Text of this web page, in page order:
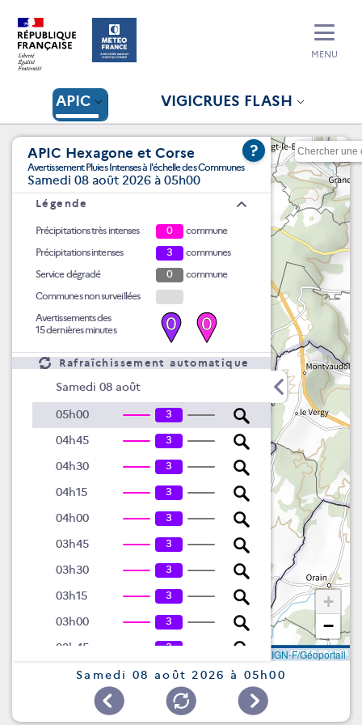
APIC VIGICRUES FLASH
MENU
APIC Hexagone et Corse
Avertissement Pluies Intenses à l'échelle des Communes
Samedi 08 août 2026 à 05h00
?
Légende
Précipitations très intenses 0
commune
Précipitations intenses
3
communes
Service dégradé
0
commune
Communes non surveillées
Avertissements des
15 dernières minutes
0 0
Rafraîchissement automatique
Samedi 08 août
05h00 3
04h45 3
04h30 3
04h15 3
04h00 3
03h45 3
03h30 3
03h15 3
03h00 3
02h45 3
02h30 2 1
1
+
−
IGN-F/Géoportail
Samedi 08 août 2026 à 05h00